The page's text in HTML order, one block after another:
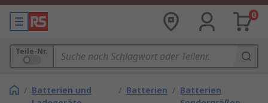
0
Teile-Nr.
/ Batterien und
/ Batterien / Batterien